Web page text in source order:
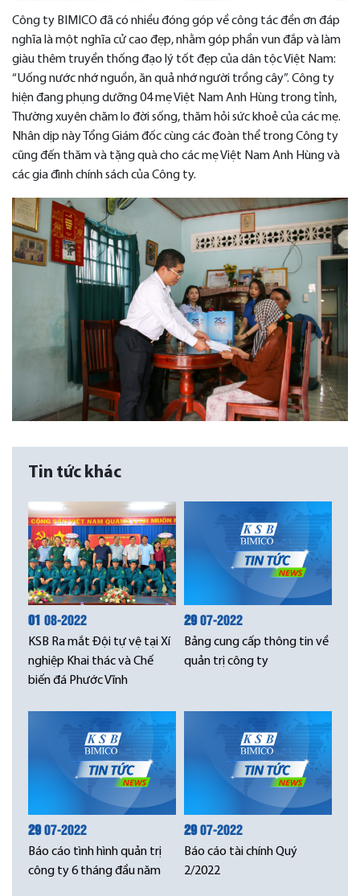
Công ty BIMICO đã có nhiều đóng góp về công tác đền ơn đáp
nghĩa là một nghĩa cử cao đẹp, nhằm góp phần vun đắp và làm
giàu thêm truyền thống đạo lý tốt đẹp của dân tộc Việt Nam:
“Uống nước nhớ nguồn, ăn quả nhớ người trồng cây”. Công ty
hiện đang phụng dưỡng 04 mẹ Việt Nam Anh Hùng trong tỉnh,
Thường xuyên chăm lo đời sống, thăm hỏi sức khoẻ của các mẹ.
Nhân dịp này Tổng Giám đốc cùng các đoàn thể trong Công ty
cũng đến thăm và tặng quà cho các mẹ Việt Nam Anh Hùng và
các gia đình chính sách của Công ty.
Tin tức khác
01 08-2022
KSB Ra mắt Đội tự vệ tại Xí
nghiệp Khai thác và Chế
biến đá Phước Vĩnh
2907-2022
Bảng cung cấp thông tin về
quản trị công ty
2907-2022
Báo cáo tình hình quản trị
công ty 6 tháng đầu năm
2907-2022
Báo cáo tài chính Quý
2/2022